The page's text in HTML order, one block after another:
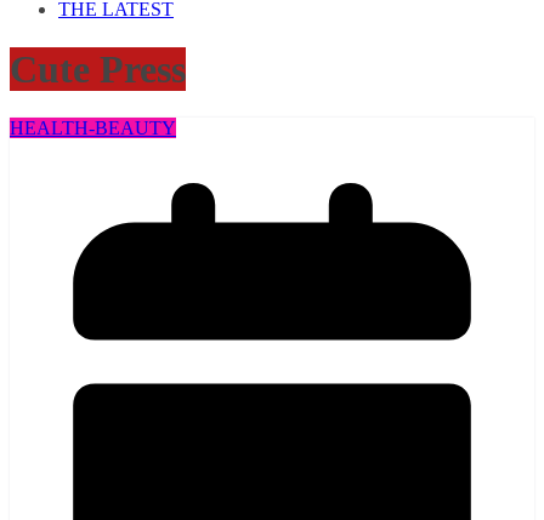
THE LATEST
Cute Press
HEALTH​-BEAUTY